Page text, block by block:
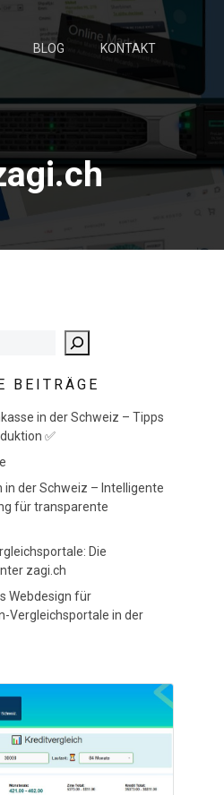
BLOG KONTAKT
BEITRÄGE
in der Schweiz – Tipps
✅
in der Schweiz – Intelligente
für transparente
Die
zagi.ch
Webdesign für
Vergleichsportale in der